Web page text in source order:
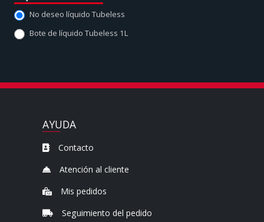
No deseo líquido Tubeless
Bote de líquido Tubeless 1L
AYUDA
Contacto
Atención al cliente
Mis pedidos
Seguimiento del pedido